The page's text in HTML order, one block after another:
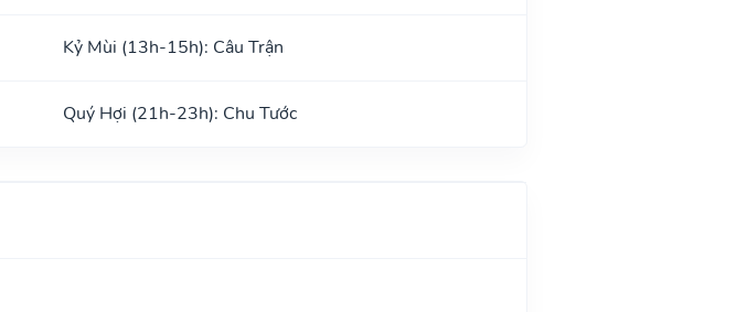
Kỷ Mùi (13h-15h): Câu Trận
Quý Hợi (21h-23h): Chu Tước